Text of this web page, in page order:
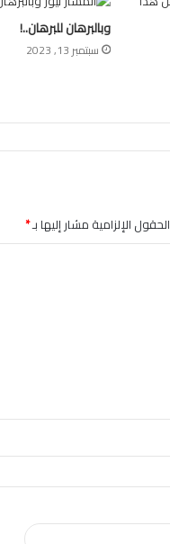
وبالبرهان للبرهان..!
سبتمبر 13, 2023
الحقول الإلزامية مشار إليها بـ*